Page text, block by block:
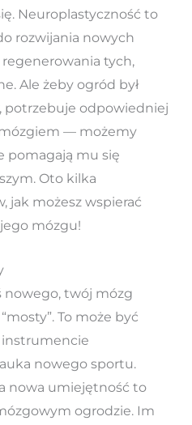
Neuroplastyczność to
rozwijania nowych
tych,
Ale żeby ogród był
potrzebuje odpowiedniej
— możemy
pomagają mu się
Oto kilka
jak możesz wspierać
mózgu!
nowego, twój mózg
To może być
instrumencie
nowego sportu.
nowa umiejętność to
ogrodzie. Im